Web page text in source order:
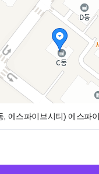
, 에스파이브시티) 에스파